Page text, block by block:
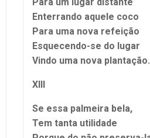
Enterrando aquele coco
Para uma nova refeição
Esquecendo-se do lugar
Vindo uma nova plantação.
XIII
Se essa palmeira bela,
Tem tanta utilidade